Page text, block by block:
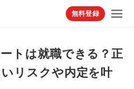
無料登録
トは就職できる？正
リスクや内定を叶